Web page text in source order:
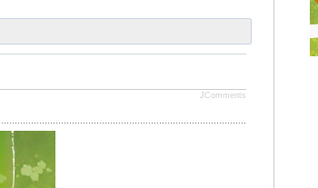
JComments